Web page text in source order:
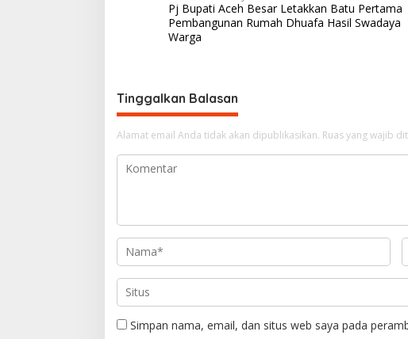
a
v
a
s
i
p
s
Pj Bupati Aceh Besar Letakkan Batu Pertama
Pembangunan Rumah Dhuafa Hasil Swadaya
Warga
Tinggalkan Balasan
Alamat email Anda tidak akan dipublikasikan. Ruas yang wajib
Simpan nama, email, dan situs web saya pada